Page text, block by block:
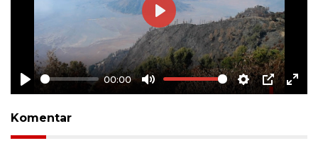
Play
00:00
Mute Settings
PIP
Play
Komentar